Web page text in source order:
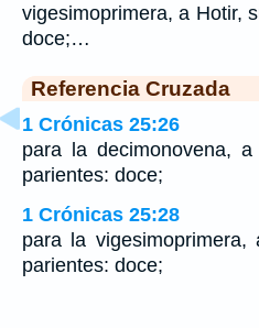
vigesimoprimera, a Hotir,
doce;…
Referencia Cruzada
1 Crónicas 25:26
para la decimonovena,
parientes: doce;
1 Crónicas 25:28
para la
parientes: doce;